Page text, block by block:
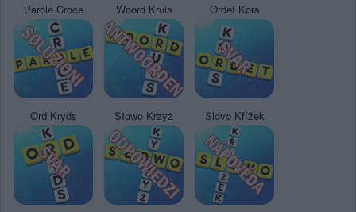
Parole Croce Woord Kruis Ordet Kors
Ord Kryds Słowo Krzyż Slovo Křížek